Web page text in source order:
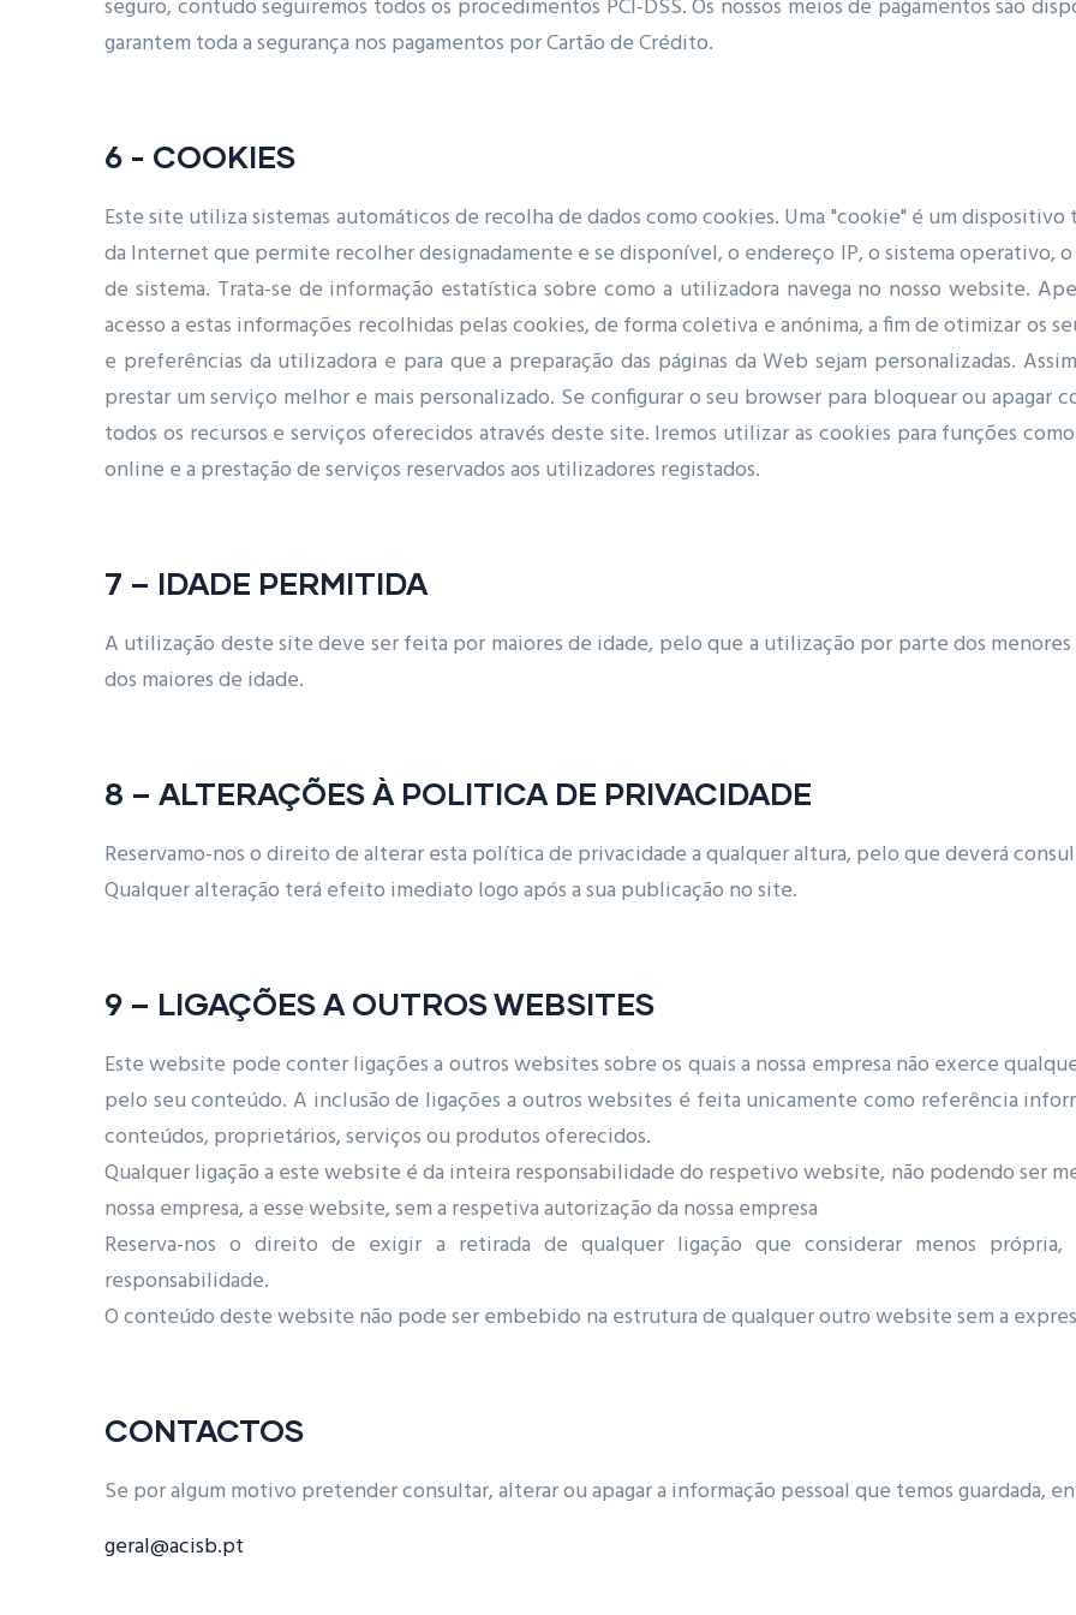
seguro, contudo seguiremos todos os procedimentos PCI-DSS. Os nossos meios de pagamentos são
garantem toda a segurança nos pagamentos por Cartão de Crédito.
6 - COOKIES
Este site utiliza sistemas automáticos de recolha de dados como cookies. Uma "cookie" é um
da Internet que permite recolher designadamente e se disponível, o endereço IP, o sistema operativo,
de sistema. Trata-se de informação estatística sobre como a utilizadora navega no nosso website.
acesso a estas informações recolhidas pelas cookies, de forma coletiva e anónima, a fim de otimizar os
e preferências da utilizadora e para que a preparação das páginas da Web sejam personalizadas.
prestar um serviço melhor e mais personalizado. Se configurar o seu browser para bloquear ou apagar
todos os recursos e serviços oferecidos através deste site. Iremos utilizar as cookies para funções
online e a prestação de serviços reservados aos utilizadores registados.
7 – IDADE PERMITIDA
A utilização deste site deve ser feita por maiores de idade, pelo que a utilização por parte dos
dos maiores de idade.
8 – ALTERAÇÕES À POLITICA DE PRIVACIDADE
Reservamo-nos o direito de alterar esta política de privacidade a qualquer altura, pelo que deverá
Qualquer alteração terá efeito imediato logo após a sua publicação no site.
9 – LIGAÇÕES A OUTROS WEBSITES
Este website pode conter ligações a outros websites sobre os quais a nossa empresa não exerce
pelo seu conteúdo. A inclusão de ligações a outros websites é feita unicamente como referência
conteúdos, proprietários, serviços ou produtos oferecidos.
Qualquer ligação a este website é da inteira responsabilidade do respetivo website, não podendo ser
nossa empresa, a esse website, sem a respetiva autorização da nossa empresa
Reserva-nos o direito de exigir a retirada de qualquer ligação que considerar menos
responsabilidade.
O conteúdo deste website não pode ser embebido na estrutura de qualquer outro website sem a
CONTACTOS
Se por algum motivo pretender consultar, alterar ou apagar a informação pessoal que temos guardada,
geral@acisb.pt